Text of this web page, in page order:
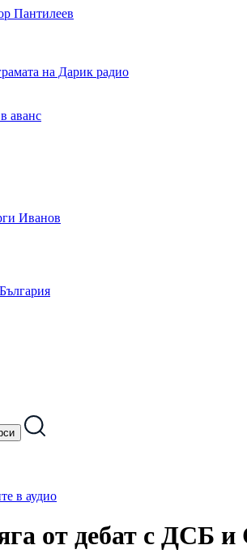
Пантилеев
на Дарик радио
аванс
Иванов
в аудио
от дебат с ДСБ и